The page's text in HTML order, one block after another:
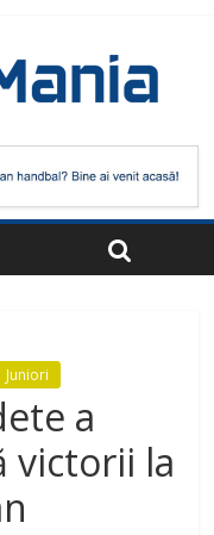
Juniori
a
victorii la